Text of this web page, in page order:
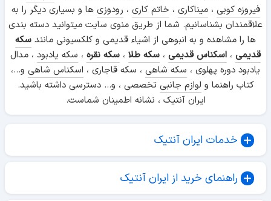
فیروزه کوبی ،میناکاری ، خاتم کاری ، رودوزی ها و بسیاری دیگر را به
علاقمندان بشناسانیم. شما از طریق منوی سایت میتوانید دسته بندی
ها را مشاهده و به انبوهی از اشیاء قدیمی و کلکسیونی مانند سکه
قدیمی ، اسکناس قدیمی ، سکه طلا ، سکه نقره ، سکه یادبود ، مدال
یادبود دوره پهلوی ، سکه شاهی ، سکه قاجاری ، اسکناس شاهی و...،
کتاب راهنما و لوازم جانبی تخصصی ، و... دسترسی داشته باشید.
ایران آنتیک ، نشانه اطمینان شماست.
خدمات ایران آنتیک
راهنمای خرید از ایران آنتیک